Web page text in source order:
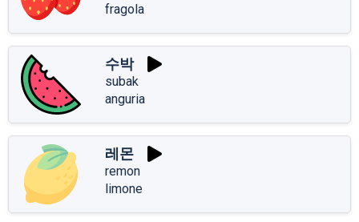
fragola
수박
subak
anguria
레몬
remon
limone